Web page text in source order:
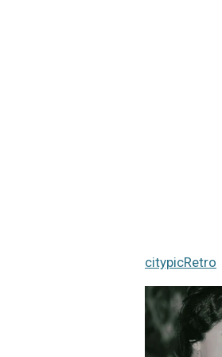
citypicRetro